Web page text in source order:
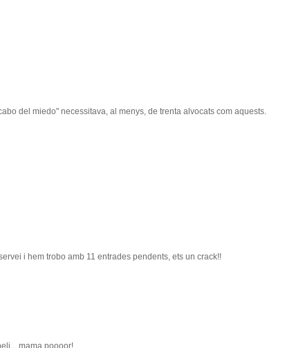
del miedo" necessitava, al menys, de trenta alvocats com aquests.
i hem trobo amb 11 entrades pendents, ets un crack!!
mama poooor!